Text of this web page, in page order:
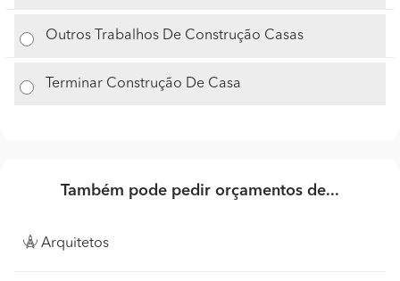
Outros Trabalhos De Construção Casas
Terminar Construção De Casa
Também pode pedir orçamentos de...
Arquitetos